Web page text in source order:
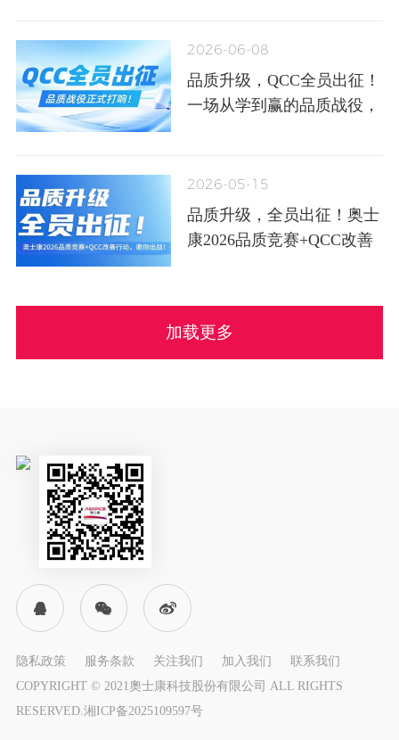
2026-06-08
品质升级，QCC全员出征！
一场从学到赢的品质战役，
2026-05-15
品质升级，全员出征！奥士
康2026品质竞赛+QCC改善
加载更多
隐私政策 服务条款 关注我们 加入我们
联系我们
COPYRIGHT © 2021奧士康科技股份有限公司 ALL RIGHTS
RESERVED. 湘ICP备2025109597号